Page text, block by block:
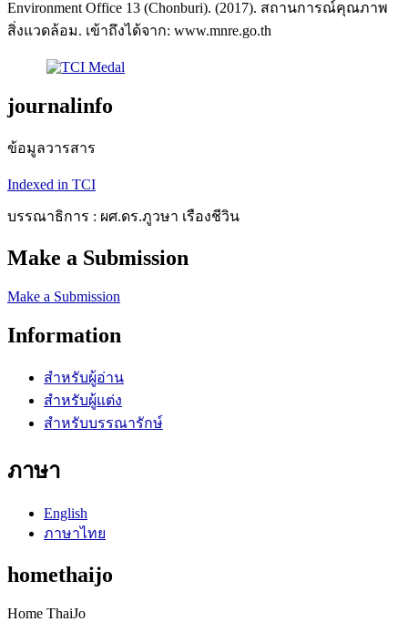
Environment Office 13 (Chonburi). (2017). สถานการณ์คุณภาพ
สิ่งแวดล้อม. เข้าถึงได้จาก: www.mnre.go.th
journalinfo
ข้อมูลวารสาร
Indexed in TCI
บรรณาธิการ : ผศ.ดร.ภูวษา เรืองชีวิน
Make a Submission
Make a Submission
Information
สำหรับผู้อ่าน
สำหรับผู้แต่ง
สำหรับบรรณารักษ์
ภาษา
English
ภาษาไทย
homethaijo
Home ThaiJo